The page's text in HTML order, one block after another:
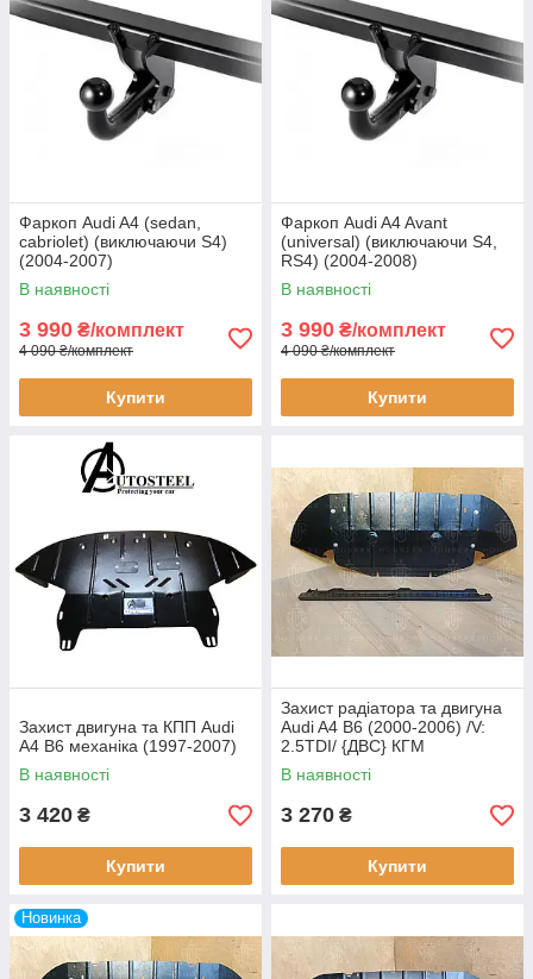
Фаркоп Audi A4 (sedan,
cabriolet) (виключаючи S4)
(2004-2007)
В наявності
3 990 ₴/комплект
4 090 ₴/комплект
Купити
Фаркоп Audi A4 Avant
(universal) (виключаючи S4,
RS4) (2004-2008)
В наявності
3 990 ₴/комплект
4 090 ₴/комплект
Купити
Захист двигуна та КПП Audi
A4 B6 механіка (1997-2007)
В наявності
3 420 ₴
Купити
Захист радіатора та двигуна
Audi A4 B6 (2000-2006) /V:
2.5TDI/ {ДВС} КГМ
В наявності
3 270 ₴
Купити
Новинка